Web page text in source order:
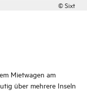
© Sixt
Mietwagen am
über mehrere Inseln